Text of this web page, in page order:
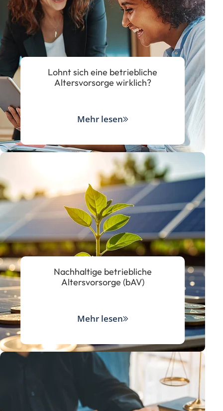
Lohnt sich eine betriebliche
Altersvorsorge wirklich?
Mehr lesen
Nachhaltige betriebliche
Altersvorsorge (bAV)
Mehr lesen